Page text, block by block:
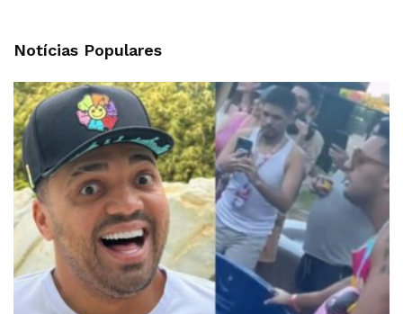
Notícias Populares